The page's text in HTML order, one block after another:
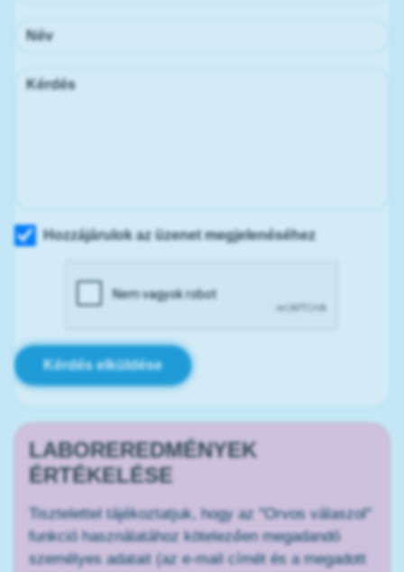
Hozzájárulok az üzenet megjelenéséhez
Kérdés elküldése
LABOREREDMÉNYEK
ÉRTÉKELÉSE
Tisztelettel tájékoztatjuk, hogy az "Orvos válaszol"
funkció használatához kötelezően megadandó
személyes adatait (az e-mail címét és a megadott